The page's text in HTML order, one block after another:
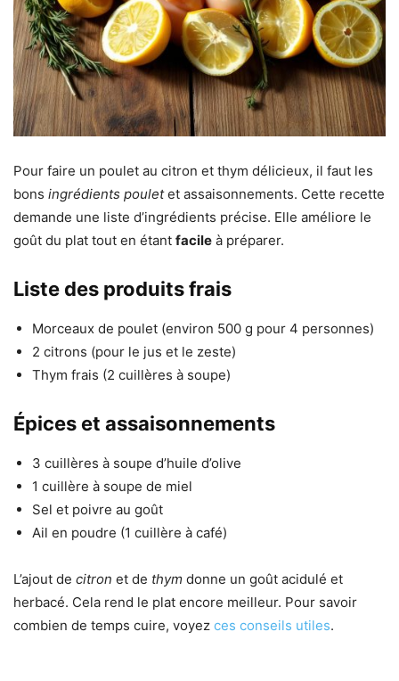
Pour faire un poulet au citron et thym délicieux, il faut les
bons ingrédients pouletet assaisonnements. Cette recette
demande une liste d’ingrédients précise. Elle améliore le
goût du plat tout en étant facile à préparer.
Liste des produits frais
Morceaux de poulet (environ 500 g pour 4 personnes)
2 citrons (pour le jus et le zeste)
Thym frais (2 cuillères à soupe)
Épices et assaisonnements
3 cuillères à soupe d’huile d’olive
1 cuillère à soupe de miel
Sel et poivre au goût
Ail en poudre (1 cuillère à café)
L’ajout de citron et de thym donne un goût acidulé et
herbacé. Cela rend le plat encore meilleur. Pour savoir
combien de temps cuire, voyez ces conseils utiles.